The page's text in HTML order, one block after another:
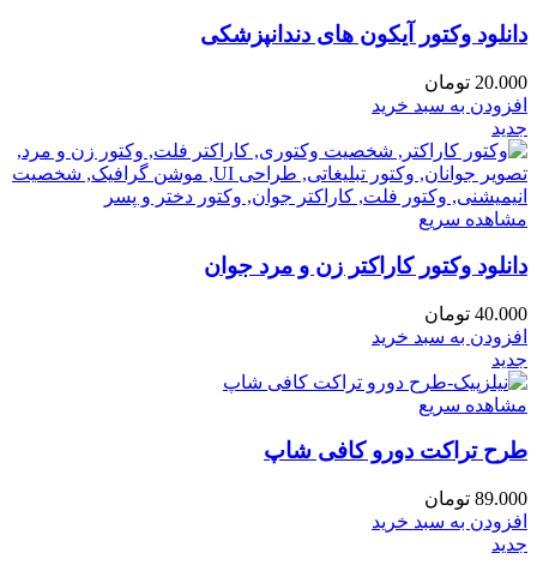
دانلود وکتور آیکون های دندانپزشکی
20.000 تومان
افزودن به سبد خرید
جدید
مشاهده سریع
دانلود وکتور کاراکتر زن و مرد جوان
40.000 تومان
افزودن به سبد خرید
جدید
مشاهده سریع
طرح تراکت دورو کافی شاپ
89.000 تومان
افزودن به سبد خرید
جدید